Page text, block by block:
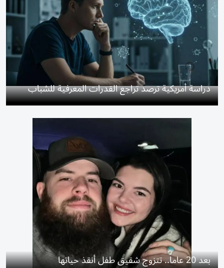
دراسة أمريكية ترصد تراجع القدرات المعرفية للشباب
بعد 20 عاماً.. تتزوج شقيق طفل أنقذ حياتها